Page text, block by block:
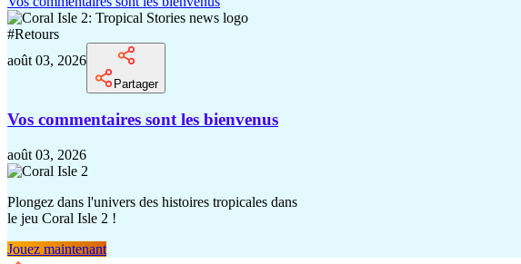
#Retours
août 03, 2026
Partager
Vos commentaires sont les bienvenus
août 03, 2026
Plongez dans l'univers des histoires tropicales dans
le jeu Coral Isle 2 !
Jouez maintenant